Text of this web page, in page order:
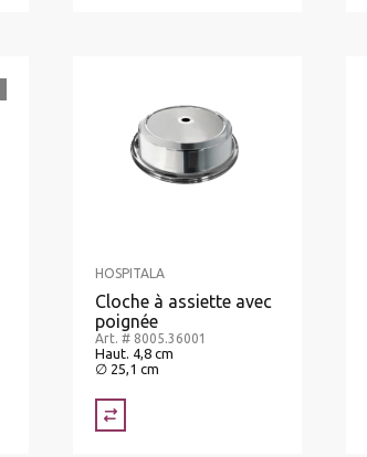
HOSPITALA
Cloche à assiette avec
poignée
Art. # 8005.36001
Haut. 4,8 cm
∅ 25,1 cm